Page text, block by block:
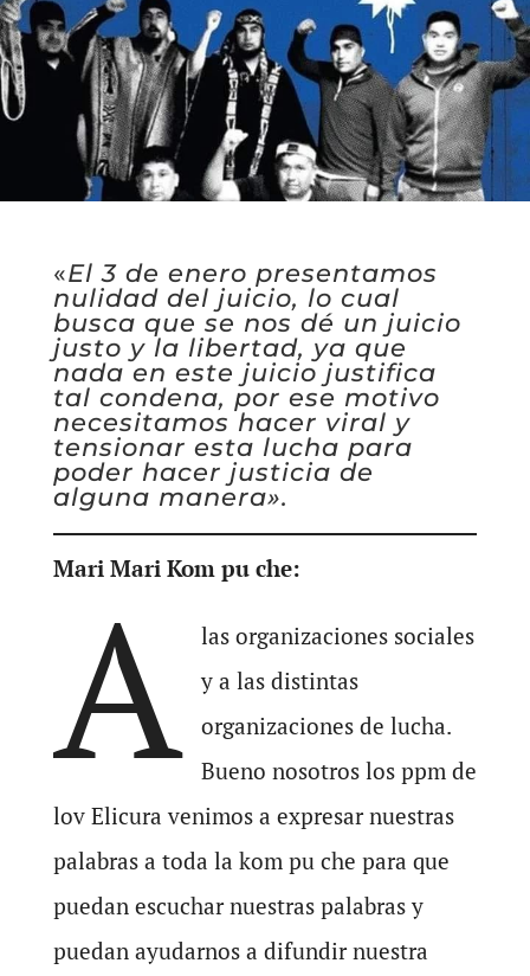
«El 3 de enero presentamos
nulidad del juicio, lo cual
busca que se nos dé un juicio
justo y la libertad, ya que
nada en este juicio justifica
tal condena, por ese motivo
necesitamos hacer viral y
tensionar esta lucha para
poder hacer justicia de
alguna manera».
Mari Mari Kom pu che:
A
las organizaciones sociales
y a las distintas
organizaciones de lucha.
Bueno nosotros los ppm de
lov Elicura venimos a expresar nuestras
palabras a toda la kom pu che para que
puedan escuchar nuestras palabras y
puedan ayudarnos a difundir nuestra